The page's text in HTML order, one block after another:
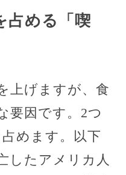
占める「喫
上げますが、食
要因です。2つ
めます。以下
したアメリカ人